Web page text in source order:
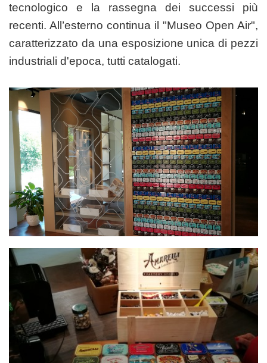
tecnologico e la rassegna dei successi più
recenti. All’esterno continua il "Museo Open Air",
caratterizzato da una esposizione unica di pezzi
industriali d'epoca, tutti catalogati.